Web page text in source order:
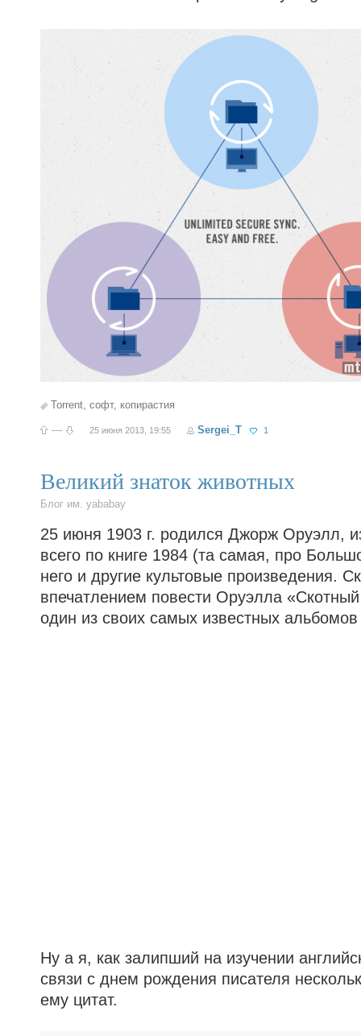
Torrent, софт, копирастия
— 25 июня 2013, 19:55 Sergei_T 1
Великий знаток животных
Блог им. yababay
25 июня 1903 г. родился Джорж Оруэлл,
всего по книге 1984 (та самая, про
него и другие культовые произведения.
впечатлением повести Оруэлла
один из своих самых известных
Ну а я, как залипший на изучении
связи с днем рождения писателя
ему цитат.